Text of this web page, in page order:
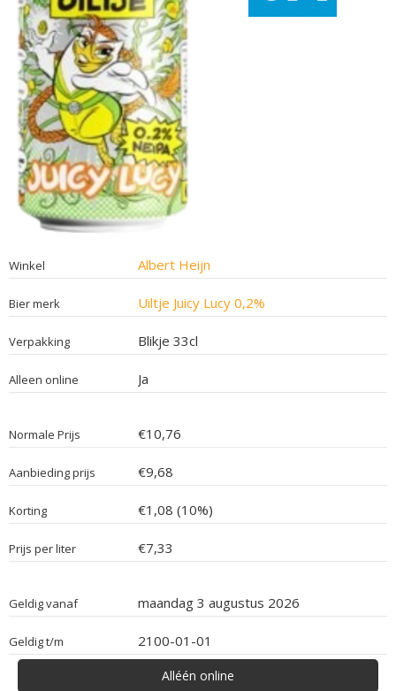
Winkel Albert Heijn
Bier merk Uiltje Juicy Lucy 0,2%
Verpakking Blikje 33cl
Alleen online Ja
Normale Prijs €10,76
Aanbieding prijs €9,68
Korting €1,08 (10%)
Prijs per liter €7,33
Geldig vanaf maandag 3 augustus 2026
Geldig t/m 2100-01-01
Alléén online